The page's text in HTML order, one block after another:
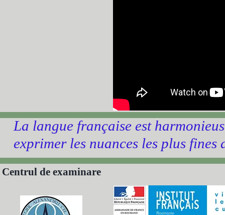
Centrul de examinare
La langue française est
exprimer les nuances les plus